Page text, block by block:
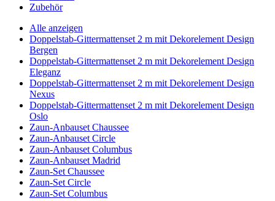
Zubehör
Alle anzeigen
Doppelstab-Gittermattenset 2 m mit Dekorelement Design
Bergen
Doppelstab-Gittermattenset 2 m mit Dekorelement Design
Eleganz
Doppelstab-Gittermattenset 2 m mit Dekorelement Design
Nexus
Doppelstab-Gittermattenset 2 m mit Dekorelement Design
Oslo
Zaun-Anbauset Chaussee
Zaun-Anbauset Circle
Zaun-Anbauset Columbus
Zaun-Anbauset Madrid
Zaun-Set Chaussee
Zaun-Set Circle
Zaun-Set Columbus